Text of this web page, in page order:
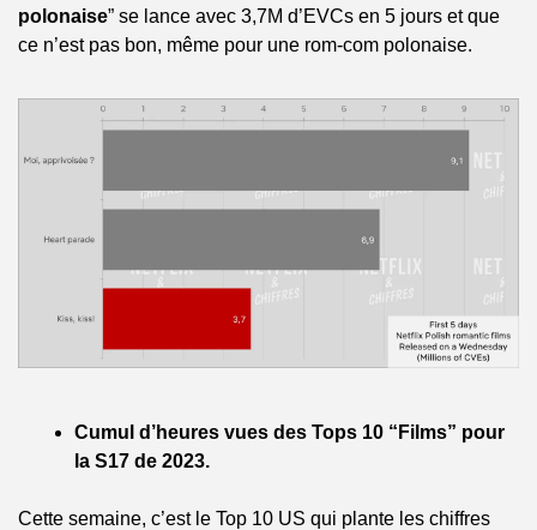
polonaise” se lance avec 3,7M d’EVCs en 5 jours et que
ce n’est pas bon, même pour une rom-com polonaise.
Cumul d’heures vues des Tops 10 “Films” pour
la S17 de 2023.
Cette semaine, c’est le Top 10 US qui plante les chiffres